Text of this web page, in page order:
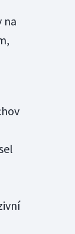
na